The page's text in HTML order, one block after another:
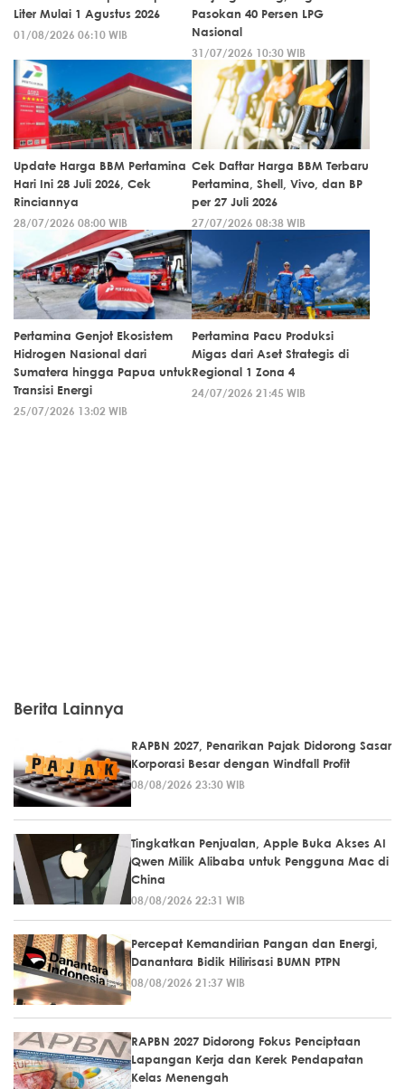
Liter Mulai 1 Agustus 2026
01/08/2026 06:10 WIB
Pasokan 40 Persen LPG
Nasional
31/07/2026 10:30 WIB
Update Harga BBM Pertamina
Hari Ini 28 Juli 2026, Cek
Rinciannya
28/07/2026 08:00 WIB
Cek Daftar Harga BBM Terbaru
Pertamina, Shell, Vivo, dan BP
per 27 Juli 2026
27/07/2026 08:38 WIB
Pertamina Genjot Ekosistem
Hidrogen Nasional dari
Sumatera hingga Papua untuk
Transisi Energi
25/07/2026 13:02 WIB
Pertamina Pacu Produksi
Migas dari Aset Strategis di
Regional 1 Zona 4
24/07/2026 21:45 WIB
Berita Lainnya
RAPBN 2027, Penarikan Pajak Didorong Sasar
Korporasi Besar dengan Windfall Profit
08/08/2026 23:30 WIB
Tingkatkan Penjualan, Apple Buka Akses AI
Qwen Milik Alibaba untuk Pengguna Mac di
China
08/08/2026 22:31 WIB
Percepat Kemandirian Pangan dan Energi,
Danantara Bidik Hilirisasi BUMN PTPN
08/08/2026 21:37 WIB
RAPBN 2027 Didorong Fokus Penciptaan
Lapangan Kerja dan Kerek Pendapatan
Kelas Menengah